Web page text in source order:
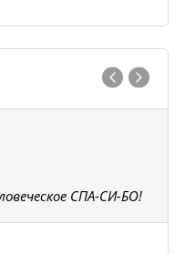
СПА-СИ-БО!